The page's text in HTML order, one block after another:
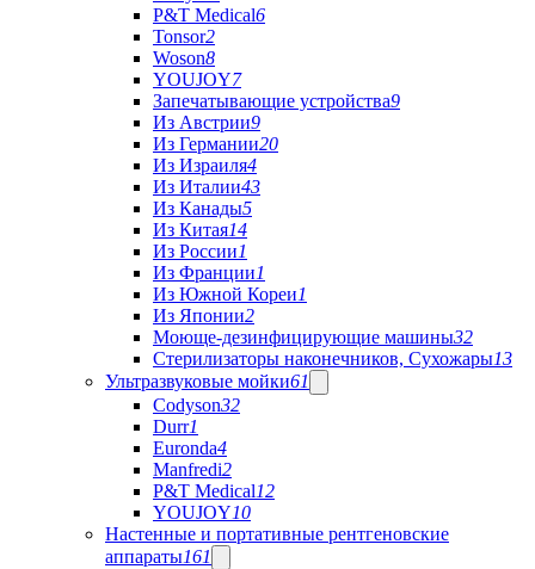
P&T Medical6
Tonsor2
Woson8
YOUJOY7
Запечатывающие устройства9
Из Австрии9
Из Германии20
Из Израиля4
Из Италии43
Из Канады5
Из Китая14
Из России1
Из Франции1
Из Южной Кореи1
Из Японии2
Моюще-дезинфицирующие машины32
Стерилизаторы наконечников, Сухожары13
Ультразвуковые мойки61
Codyson32
Durr1
Euronda4
Manfredi2
P&T Medical12
YOUJOY10
Настенные и портативные рентгеновские
аппараты161